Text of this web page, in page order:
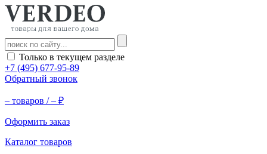
Только в текущем разделе
+7 (495) 677-95-89
Обратный звонок
– товаров /– ₽
Оформить заказ
Каталог товаров